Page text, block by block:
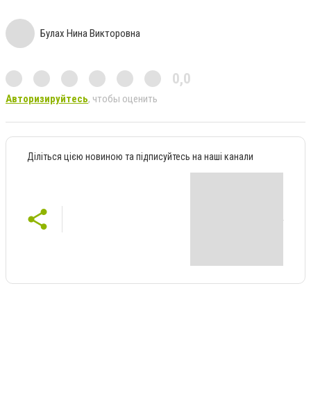
Булах Нина Викторовна
0,0
Авторизируйтесь, чтобы оценить
Діліться цією новиною та підписуйтесь на наші канали